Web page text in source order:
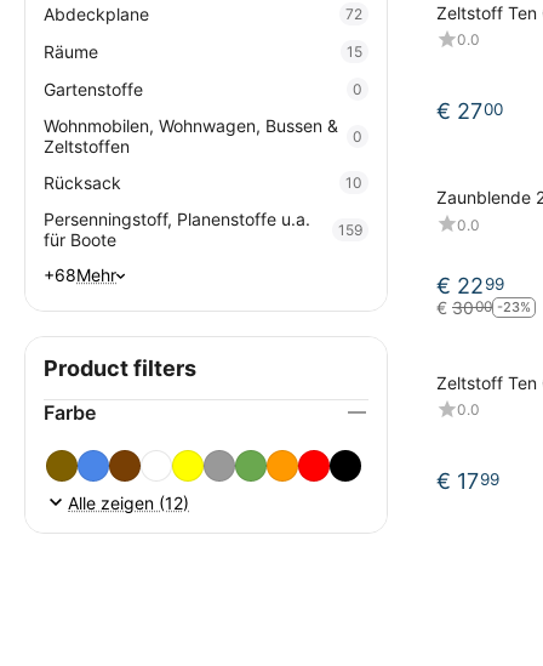
Zeltstoff Ten
Zeltplane
48, green
0.0
€ 2700
Zaunblende
0.0
€ 2299
€ 3000 -23%
Zeltstoff Ten
Zeltplane
48 sand
0.0
€ 1799
Abdeckplane 72
Räume 15
Gartenstoffe 0
Wohnmobilen, Wohnwagen, Bussen &
Zeltstoffen
0
Rücksack 10
Persenningstoff, Planenstoffe u.a.
für Boote
159
+68Mehr
Product filters
Farbe
Alle zeigen (12)